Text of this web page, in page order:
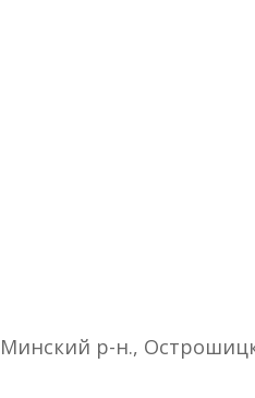
р-н.,